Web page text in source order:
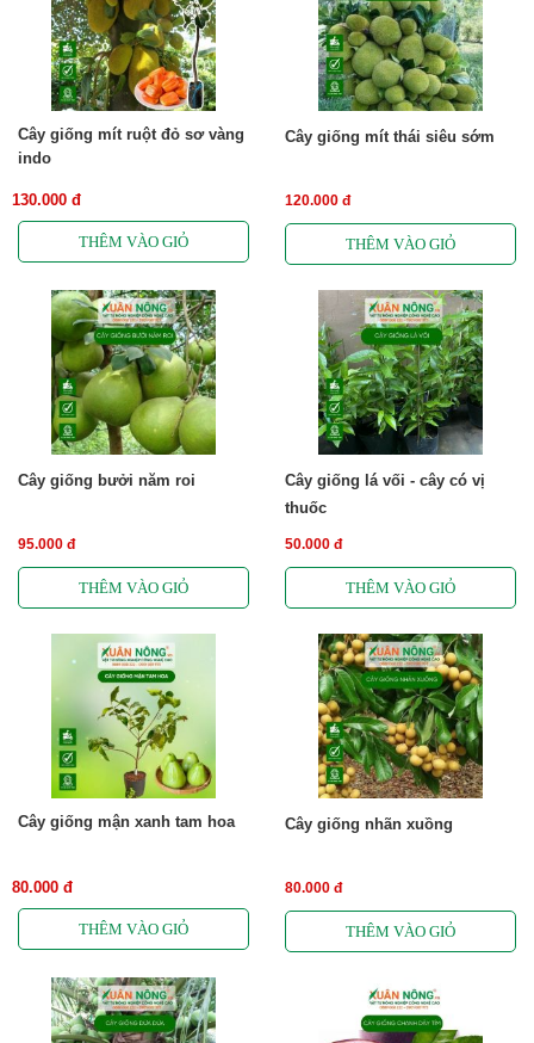
Cây giống mít ruột đỏ sơ vàng
indo
130.000 đ
Cây giống mít thái siêu sớm
120.000 đ
Cây giống bưởi năm roi
95.000 đ
Cây giống lá vối - cây có vị
thuốc
50.000 đ
Cây giống mận xanh tam hoa
80.000 đ
Cây giống nhãn xuồng
80.000 đ